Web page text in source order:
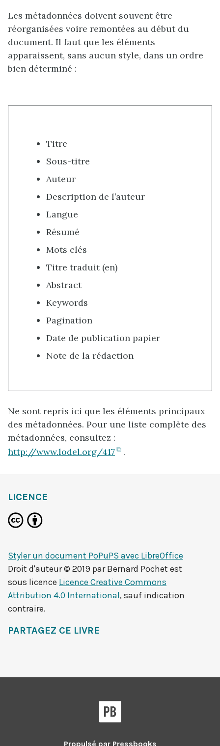
Les métadonnées doivent souvent être
réorganisées voire remontées au début du
document. Il faut que les éléments
apparaissent, sans aucun style, dans un ordre
bien déterminé :
Titre
Sous-titre
Auteur
Description de l’auteur
Langue
Résumé
Mots clés
Titre traduit (en)
Abstract
Keywords
Pagination
Date de publication papier
Note de la rédaction
Ne sont repris ici que les éléments principaux
des métadonnées. Pour une liste complète des
métadonnées, consultez :
http://www.lodel.org/417
.
LICENCE
Styler un document PoPuPS avec LibreOffice
Droit d'auteur © 2019 parBernard Pochet est
sous licence Licence Creative Commons
Attribution 4.0 International, sauf indication
contraire.
PARTAGEZ CE LIVRE
Propulsé par Pressbooks